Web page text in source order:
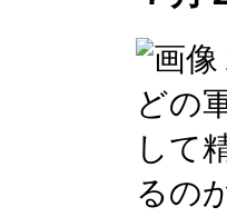
どの
して
るの